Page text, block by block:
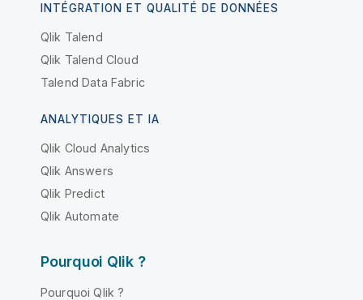
INTÉGRATION ET QUALITÉ DE DONNÉES
Qlik Talend
Qlik Talend Cloud
Talend Data Fabric
ANALYTIQUES ET IA
Qlik Cloud Analytics
Qlik Answers
Qlik Predict
Qlik Automate
Pourquoi Qlik ?
Pourquoi Qlik ?